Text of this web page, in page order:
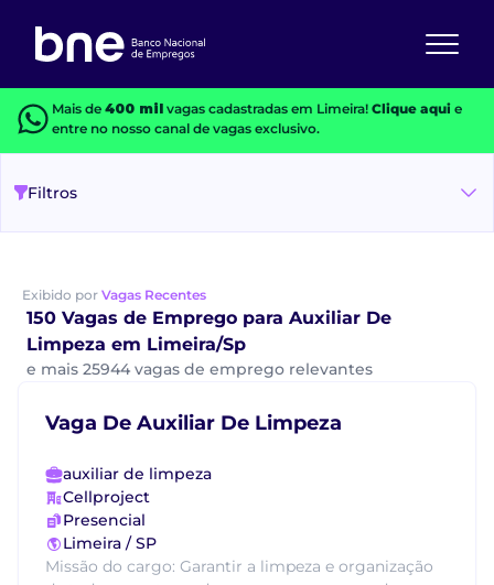
Mais de 400 milvagas cadastradas em Limeira! Clique aquie
entre no nosso canal de vagas exclusivo.
Filtros
Exibido por Vagas Recentes
150 Vagas de Emprego para Auxiliar De
Limpeza em Limeira/Sp
e mais 25944 vagas de emprego relevantes
Vaga De Auxiliar De Limpeza
auxiliar de limpeza
Cellproject
Presencial
Limeira / SP
Missão do cargo: Garantir a limpeza e organização